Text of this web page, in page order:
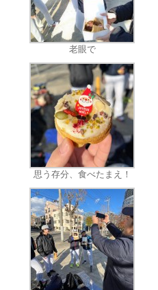
老眼で
思う存分、食べたまえ！